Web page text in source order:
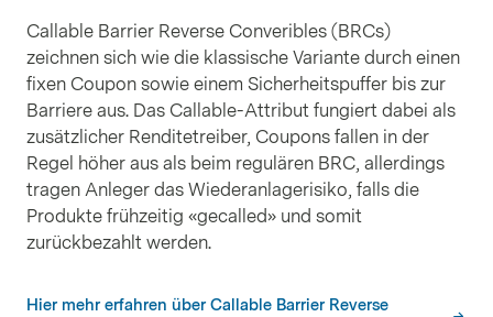
Callable Barrier Reverse Converibles (BRCs)
zeichnen sich wie die klassische Variante durch einen
fixen Coupon sowie einem Sicherheitspuffer bis zur
Barriere aus. Das Callable-Attribut fungiert dabei als
zusätzlicher Renditetreiber, Coupons fallen in der
Regel höher aus als beim regulären BRC, allerdings
tragen Anleger das Wiederanlagerisiko, falls die
Produkte frühzeitig «gecalled» und somit
zurückbezahlt werden.
Hier mehr erfahren über Callable Barrier Reverse